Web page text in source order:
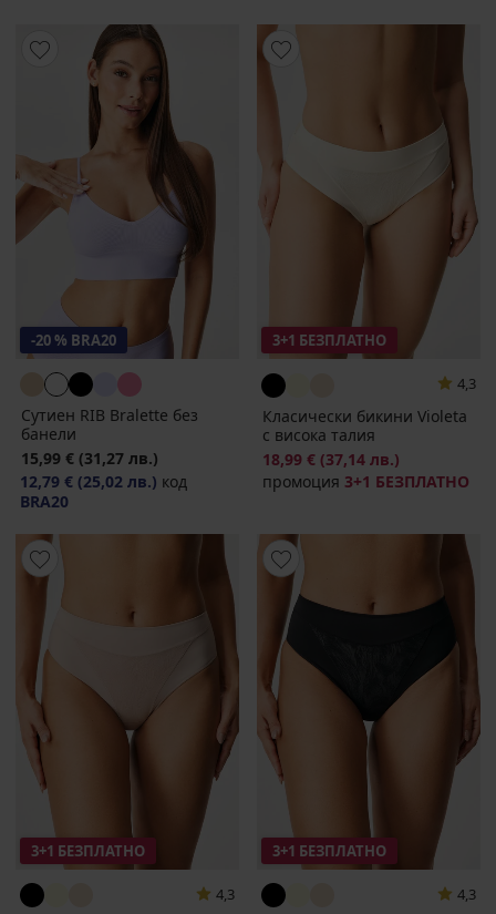
-20 % BRA20
Сутиен RIB Bralette без
банели
15,99 € (31,27 лв.)
12,79 € (25,02 лв.) код
BRA20
3+1 БЕЗПЛАТНО
4,3
Класически бикини Violeta
с висока талия
18,99 € (37,14 лв.)
промоция 3+1 БЕЗПЛАТНО
3+1 БЕЗПЛАТНО
4,3
3+1 БЕЗПЛАТНО
4,3